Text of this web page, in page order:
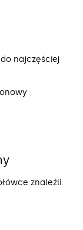
najczęściej
znaleźli